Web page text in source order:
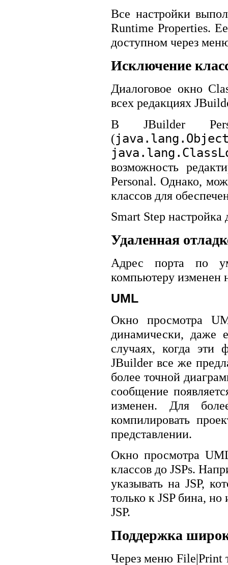
Все настройки
Runtime Properties.
доступном через
Исключение
Диалоговое окно
всех редакциях
В JBuilder
(
возможность
Personal. Однако,
классов для
Smart Step настройка
Удаленная
Адрес порта по
компьютеру изменен
UML
Окно просмотра
динамически, даже
случаях, когда эти
JBuilder все же
более точной
сообщение
изменен. Для
компилировать
представлении.
Окно просмотра
классов до JSPs.
указывать на JSP,
только к JSP бина,
JSP.
Поддержка
Через меню File|Print